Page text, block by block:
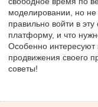
моделировании, но не
правильно войти в
платформу, и что
Особенно
продвижения своего
советы!